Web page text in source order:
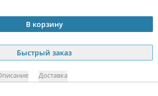
В корзину
Быстрый заказ
Доставка